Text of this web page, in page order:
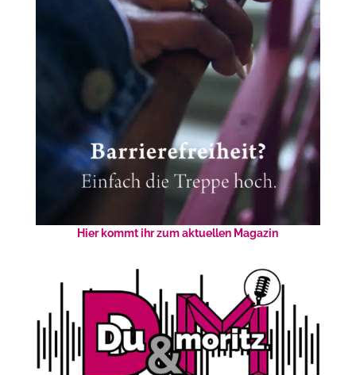
Hier kommt ihr zum aktuellen Magazin